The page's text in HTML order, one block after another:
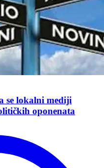
se lokalni mediji
oponenata